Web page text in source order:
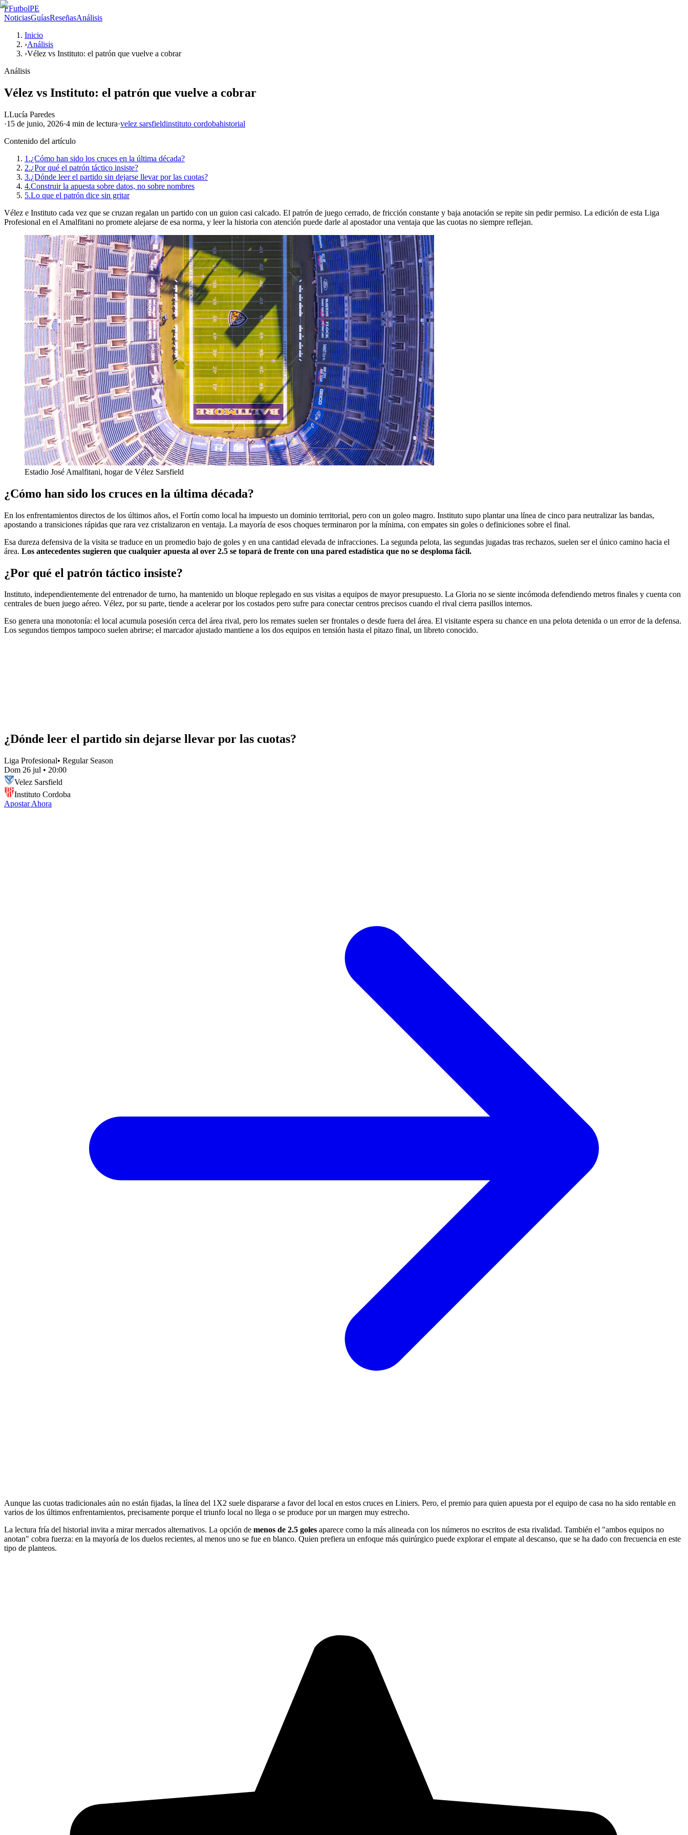
FFutbolPE
NoticiasGuíasReseñasAnálisis
Inicio
›Análisis
›Vélez vs Instituto: el patrón que vuelve a cobrar
Análisis
Vélez vs Instituto: el patrón que vuelve a cobrar
LLucía Paredes
·15 de junio, 2026·4 min de lectura·velez sarsfieldinstituto cordobahistorial
Contenido del artículo
1.¿Cómo han sido los cruces en la última década?
2.¿Por qué el patrón táctico insiste?
3.¿Dónde leer el partido sin dejarse llevar por las cuotas?
4.Construir la apuesta sobre datos, no sobre nombres
5.Lo que el patrón dice sin gritar
Vélez e Instituto cada vez que se cruzan regalan un partido con un guion casi calcado. El patrón de juego cerrado, de fricción constante y baja anotación se repite sin pedir permiso. La edición de esta Liga
Profesional en el Amalfitani no promete alejarse de esa norma, y leer la historia con atención puede darle al apostador una ventaja que las cuotas no siempre reflejan.
Estadio José Amalfitani, hogar de Vélez Sarsfield
¿Cómo han sido los cruces en la última década?
En los enfrentamientos directos de los últimos años, el Fortín como local ha impuesto un dominio territorial, pero con un goleo magro. Instituto supo plantar una línea de cinco para neutralizar las bandas,
apostando a transiciones rápidas que rara vez cristalizaron en ventaja. La mayoría de esos choques terminaron por la mínima, con empates sin goles o definiciones sobre el final.
Esa dureza defensiva de la visita se traduce en un promedio bajo de goles y en una cantidad elevada de infracciones. La segunda pelota, las segundas jugadas tras rechazos, suelen ser el único camino hacia el
área. Los antecedentes sugieren que cualquier apuesta al over 2.5 se topará de frente con una pared estadística que no se desploma fácil.
¿Por qué el patrón táctico insiste?
Instituto, independientemente del entrenador de turno, ha mantenido un bloque replegado en sus visitas a equipos de mayor presupuesto. La Gloria no se siente incómoda defendiendo metros finales y cuenta con
centrales de buen juego aéreo. Vélez, por su parte, tiende a acelerar por los costados pero sufre para conectar centros precisos cuando el rival cierra pasillos internos.
Eso genera una monotonía: el local acumula posesión cerca del área rival, pero los remates suelen ser frontales o desde fuera del área. El visitante espera su chance en una pelota detenida o un error de la defensa.
Los segundos tiempos tampoco suelen abrirse; el marcador ajustado mantiene a los dos equipos en tensión hasta el pitazo final, un libreto conocido.
¿Dónde leer el partido sin dejarse llevar por las cuotas?
Liga Profesional• Regular Season
Dom 26 jul • 20:00
Velez Sarsfield
Instituto Cordoba
Apostar Ahora
Aunque las cuotas tradicionales aún no están fijadas, la línea del 1X2 suele dispararse a favor del local en estos cruces en Liniers. Pero, el premio para quien apuesta por el equipo de casa no ha sido rentable en
varios de los últimos enfrentamientos, precisamente porque el triunfo local no llega o se produce por un margen muy estrecho.
La lectura fría del historial invita a mirar mercados alternativos. La opción de menos de 2.5 goles aparece como la más alineada con los números no escritos de esta rivalidad. También el "ambos equipos no
anotan" cobra fuerza: en la mayoría de los duelos recientes, al menos uno se fue en blanco. Quien prefiera un enfoque más quirúrgico puede explorar el empate al descanso, que se ha dado con frecuencia en este
tipo de planteos.